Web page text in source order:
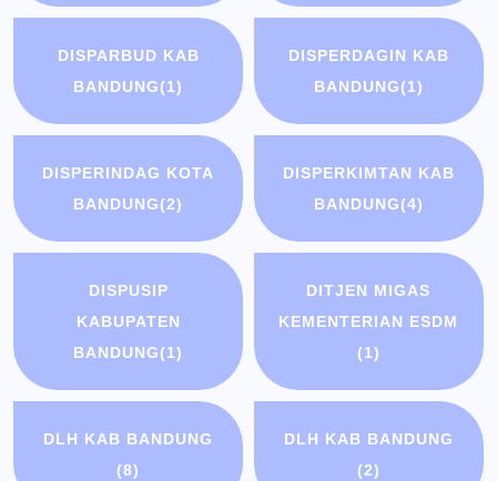
DISPARBUD KAB
BANDUNG(1)
DISPERDAGIN KAB
BANDUNG(1)
DISPERINDAG KOTA
BANDUNG(2)
DISPERKIMTAN KAB
BANDUNG(4)
DISPUSIP
KABUPATEN
BANDUNG(1)
DITJEN MIGAS
KEMENTERIAN ESDM
(1)
DLH KAB BANDUNG
(8)
DLH KAB BANDUNG
(2)